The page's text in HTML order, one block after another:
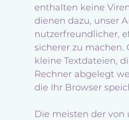
enthalten keine
dienen dazu, unser
nutzerfreundlicher,
sicherer zu machen.
kleine Textdateien,
Rechner abgelegt
die Ihr Browser
Die meisten der von